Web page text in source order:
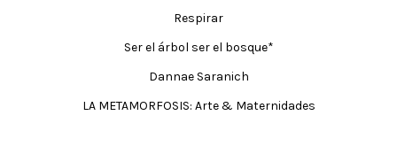
Respirar
Ser el árbol ser el bosque*
Dannae Saranich
LA METAMORFOSIS: Arte & Maternidades